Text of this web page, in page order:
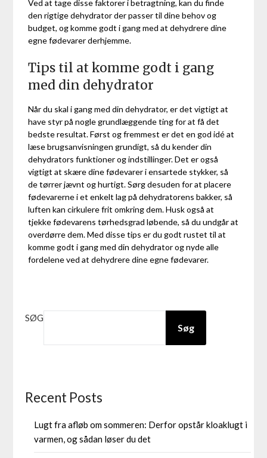
Ved at tage disse faktorer i betragtning, kan du finde
den rigtige dehydrator der passer til dine behov og
budget, og komme godt i gang med at dehydrere dine
egne fødevarer derhjemme.
Tips til at komme godt i gang
med din dehydrator
Når du skal i gang med din dehydrator, er det vigtigt at
have styr på nogle grundlæggende ting for at få det
bedste resultat. Først og fremmest er det en god idé at
læse brugsanvisningen grundigt, så du kender din
dehydrators funktioner og indstillinger. Det er også
vigtigt at skære dine fødevarer i ensartede stykker, så
de tørrer jævnt og hurtigt. Sørg desuden for at placere
fødevarerne i et enkelt lag på dehydratorens bakker, så
luften kan cirkulere frit omkring dem. Husk også at
tjekke fødevarens tørhedsgrad løbende, så du undgår at
overdørre dem. Med disse tips er du godt rustet til at
komme godt i gang med din dehydrator og nyde alle
fordelene ved at dehydrere dine egne fødevarer.
SØG
Søg
Recent Posts
Lugt fra afløb om sommeren: Derfor opstår kloaklugt i
varmen, og sådan løser du det